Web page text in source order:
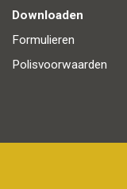
Downloaden
Formulieren
Polisvoorwaarden